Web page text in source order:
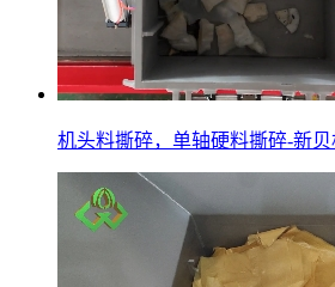
机头料撕碎，单轴硬料撕碎-新